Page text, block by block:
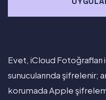
Evet, iCloud Fotoğrafları
sunucularında şifrelenir;
korumada Apple